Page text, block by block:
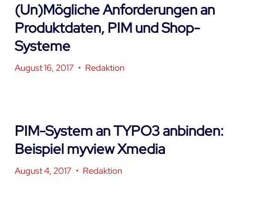
(Un)Mögliche Anforderungen an
Produktdaten, PIM und Shop-
Systeme
August 16, 2017 • Redaktion
PIM-System an TYPO3 anbinden:
Beispiel myview Xmedia
August 4, 2017 • Redaktion